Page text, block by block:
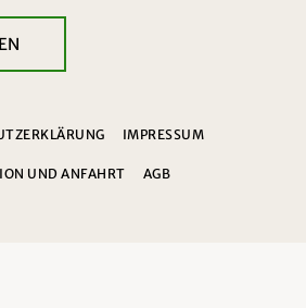
IMPRESSUM
UND ANFAHRT AGB